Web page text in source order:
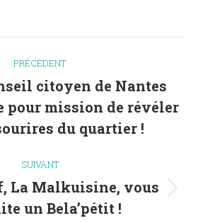
PRÉCÉDENT
Article
précédent
citoyen de Nantes
pour mission de révéler
du quartier !
SUIVANT
Article
suivant
La Malkuisine, vous
un Bela’pétit !